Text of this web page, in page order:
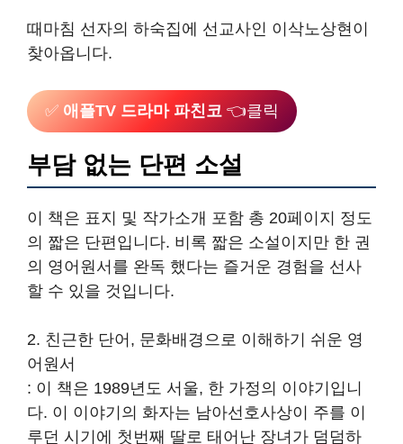
때마침 선자의 하숙집에 선교사인 이삭노상현이
찾아옵니다.
✅ 애플TV 드라마 파친코 👈클릭
부담 없는 단편 소설
이 책은 표지 및 작가소개 포함 총 20페이지 정도
의 짧은 단편입니다. 비록 짧은 소설이지만 한 권
의 영어원서를 완독 했다는 즐거운 경험을 선사
할 수 있을 것입니다.
2. 친근한 단어, 문화배경으로 이해하기 쉬운 영
어원서
: 이 책은 1989년도 서울, 한 가정의 이야기입니
다. 이 이야기의 화자는 남아선호사상이 주를 이
루던 시기에 첫번째 딸로 태어난 장녀가 덤덤하